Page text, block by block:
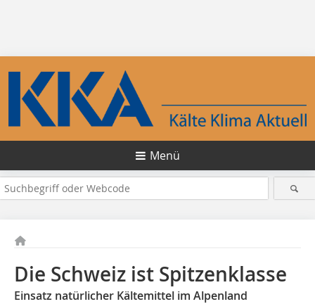
Menü
Die Schweiz ist Spitzenklasse
Einsatz natürlicher Kältemittel im Alpenland